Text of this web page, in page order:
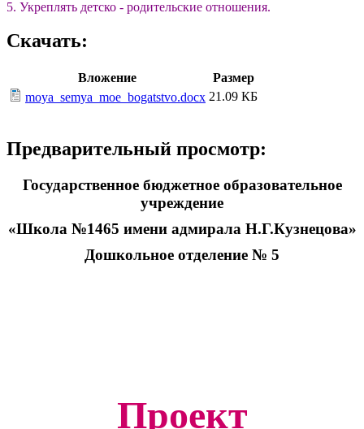
5. Укреплять детско - родительские отношения.
Скачать:
Вложение
Размер
moya_semya_moe_bogatstvo.docx 21.09 КБ
Предварительный просмотр:
Государственное бюджетное образовательное
учреждение
«Школа №1465 имени адмирала Н.Г.Кузнецова»
Дошкольное отделение № 5
Проект